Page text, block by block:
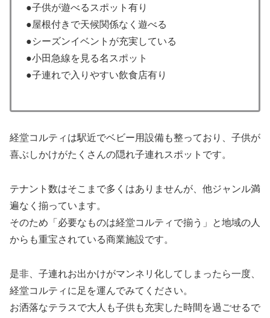
●子供が遊べるスポット有り
●屋根付きで天候関係なく遊べる
●シーズンイベントが充実している
●小田急線を見る名スポット
●子連れで入りやすい飲食店有り
経堂コルティは駅近でベビー用設備も整っており、子供が
喜ぶしかけがたくさんの隠れ子連れスポットです。
テナント数はそこまで多くはありませんが、他ジャンル満
遍なく揃っています。
そのため「必要なものは経堂コルティで揃う」と地域の人
からも重宝されている商業施設です。
是非、子連れお出かけがマンネリ化してしまったら一度、
経堂コルティに足を運んでみてください。
お洒落なテラスで大人も子供も充実した時間を過ごせるで